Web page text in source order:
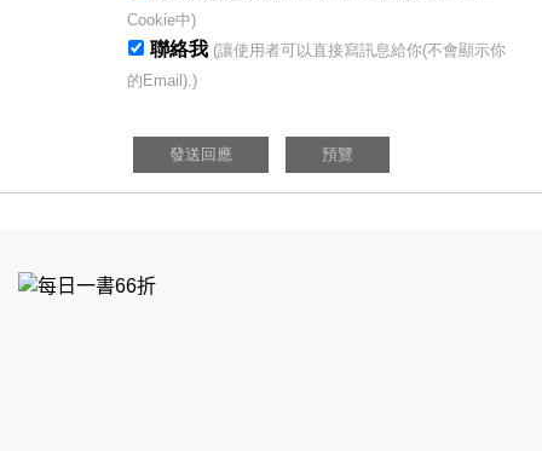
Cookie中)
聯絡我 (讓使用者可以直接寫訊息給你(不會顯示你
的Email).)